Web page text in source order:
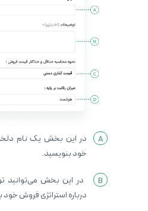
در این بخش یک نام
خود بنویسید.
در این بخش
درباره استراتژی فروش خود